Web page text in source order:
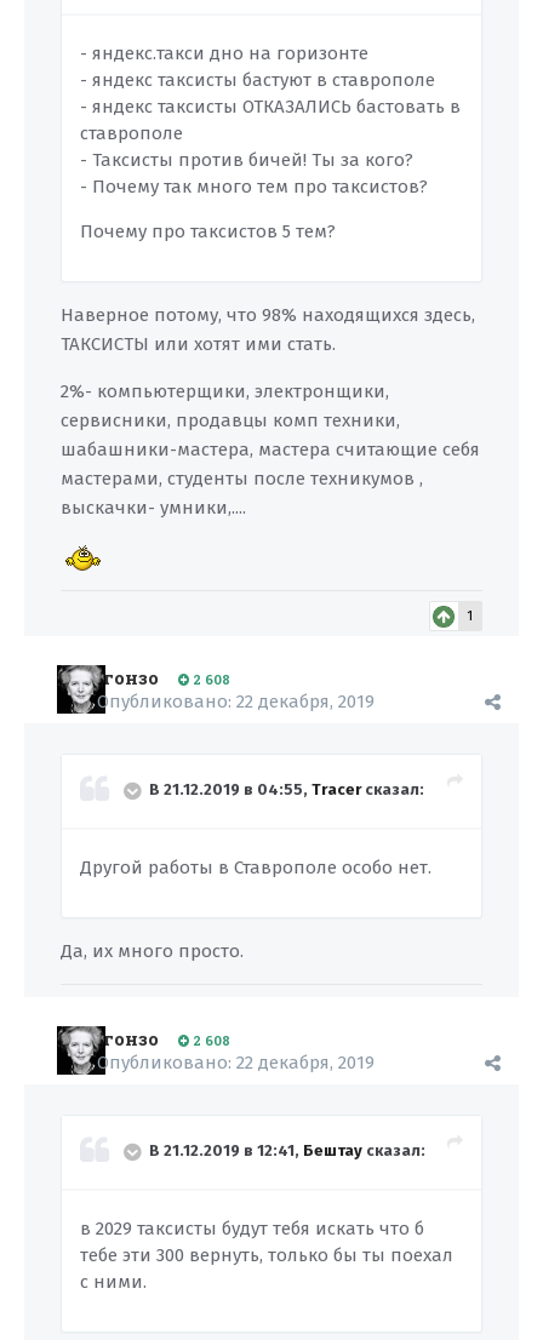
- яндекс.такси дно на горизонте
- яндекс таксисты бастуют в ставрополе
- яндекс таксисты ОТКАЗАЛИСЬ бастовать в
ставрополе
- Таксисты против бичей! Ты за кого?
- Почему так много тем про таксистов?
Почему про таксистов 5 тем?
Наверное потому, что 98% находящихся здесь,
ТАКСИСТЫ или хотят ими стать.
2%- компьютерщики, электронщики,
сервисники, продавцы комп техники,
шабашники-мастера, мастера считающие себя
мастерами, студенты после техникумов ,
выскачки- умники,....
1
гонзо 2 608
Опубликовано: 22 декабря, 2019
В 21.12.2019 в 04:55, Tracerсказал:
Другой работы в Ставрополе особо нет.
Да, их много просто.
гонзо 2 608
Опубликовано: 22 декабря, 2019
В 21.12.2019 в 12:41, Бештау сказал:
в 2029 таксисты будут тебя искать что б
тебе эти 300 вернуть, только бы ты поехал
с ними.